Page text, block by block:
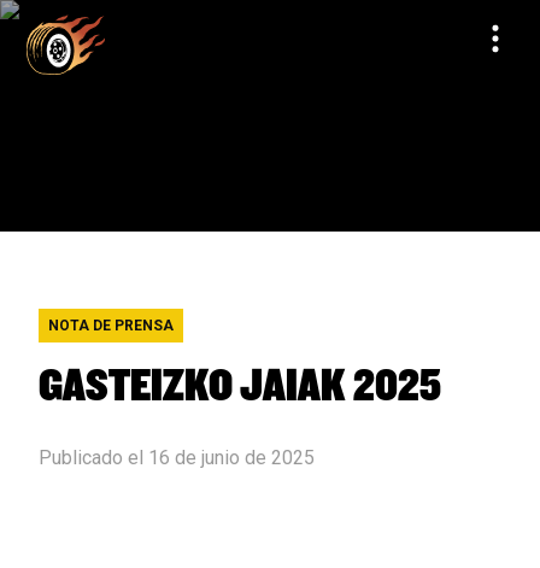
NOTA DE PRENSA
GASTEIZKO JAIAK 2025
Publicado el 16 de junio de 2025